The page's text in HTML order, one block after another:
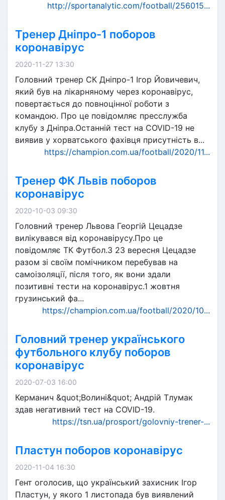
http://sportanalytic.com/football/256015...
Тренер Дніпро-1 поборов
коронавірус
2020-11-27 13:30
Головний тренер СК Дніпро-1 Ігор Йовичевич,
який був на лікарняному через коронавірус,
повертається до повноцінної роботи з
командою. Про це повідомляє пресслужба
клубу з Дніпра.Останній тест на COVID-19 не
виявив у хорватського фахівця присутність в...
https://champion.com.ua/football/2020/11...
Тренер ФК Львів поборов
коронавірус
2020-10-03 09:30
Головний тренер Львова Георгій Цецадзе
вилікувався від коронавірусу.Про це
повідомляє ТК Футбол.З 23 вересня Цецадзе
разом зі своїм помічником перебував на
самоізоляції, після того, як вони здали
позитивні тести на коронавірус.1 жовтня
грузинський фа...
https://champion.com.ua/football/2020/10...
Головний тренер українського
футбольного клубу поборов
коронавірус
2020-07-03 16:00
Керманич &quot;Волині&quot; Андрій Тлумак
здав негативний тест на COVID-19.
https://tsn.ua/prosport/golovniy-trener-...
Пластун поборов коронавірус
2020-11-04 16:30
Гент оголосив, що український захисник Ігор
Пластун, у якого 1 листопада був виявлений